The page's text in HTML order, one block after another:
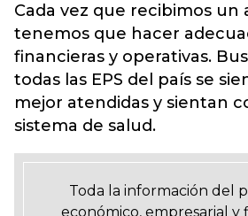
Cada vez que recibimos un
tenemos que hacer
financieras y operativas.
todas las EPS del país se
mejor atendidas y sientan
sistema de salud.
Toda la información del
económico, empresarial y